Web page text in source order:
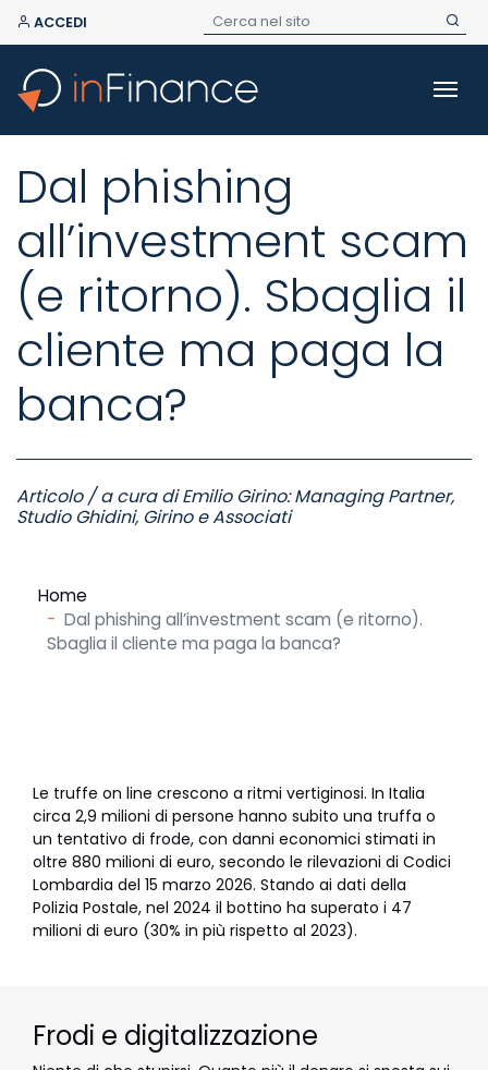
ACCEDI
Dal phishing
all’investment scam
(e ritorno). Sbaglia il
cliente ma paga la
banca?
Articolo / a cura di Emilio Girino: Managing Partner,
Studio Ghidini, Girino e Associati
Home
Dal phishing all’investment scam (e ritorno).
Sbaglia il cliente ma paga la banca?
Le truffe on line crescono a ritmi vertiginosi. In Italia
circa 2,9 milioni di persone hanno subito una truffa o
un tentativo di frode, con danni economici stimati in
oltre 880 milioni di euro, secondo le rilevazioni di Codici
Lombardia del 15 marzo 2026. Stando ai dati della
Polizia Postale, nel 2024 il bottino ha superato i 47
milioni di euro (30% in più rispetto al 2023).
Frodi e digitalizzazione